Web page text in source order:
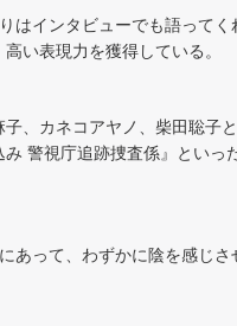
はインタビューでも語って
い表現力を獲得している。
、カネコアヤノ、柴田聡
警視庁追跡捜査係』とい
あって、わずかに陰を感じ